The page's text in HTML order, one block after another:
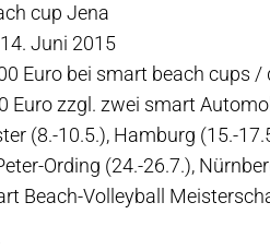
cup Jena
Juni 2015
Euro bei smart beach cups
Euro zzgl. zwei smart
(8.-10.5.), Hamburg (15.-
Ording (24.-26.7.),
Beach-Volleyball